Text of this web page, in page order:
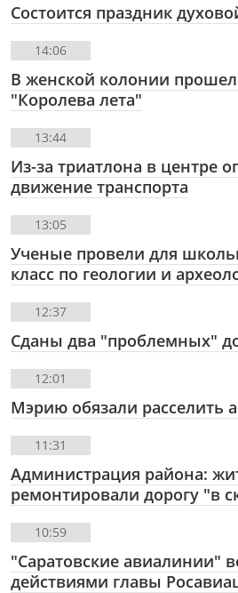
Состоится праздник
14:06
В женской колонии прошел
"Королева лета"
13:44
Из-за триатлона в центре
движение транспорта
13:05
Ученые провели для
класс по геологии и
12:37
Сданы два "проблемных"
12:01
Мэрию обязали расселить
11:31
Администрация района:
ремонтировали дорогу "в
10:59
"Саратовские авиалинии"
действиями главы